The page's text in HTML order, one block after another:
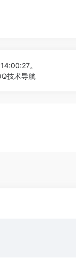
。
技术导航